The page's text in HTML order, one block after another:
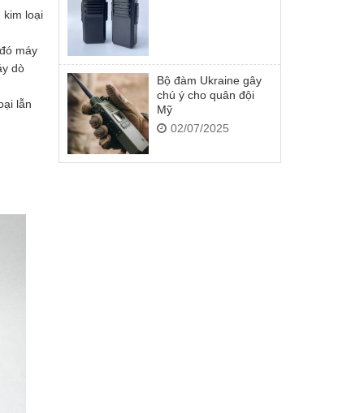
kim loại
máy
dò
lẫn
Bộ đàm Ukraine gây
chú ý cho quân đội
Mỹ
02/07/2025